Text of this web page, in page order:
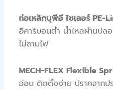
ท่อเหล็กบุพีอี ไซเลอร์ PE-
อีคาร์บอนต่ำ น้ำไหลผ่านปล
ไม่ลามไฟ
MECH-FLEX Flexible
อ่อน ติดตั้งง่าย ปราศจากป